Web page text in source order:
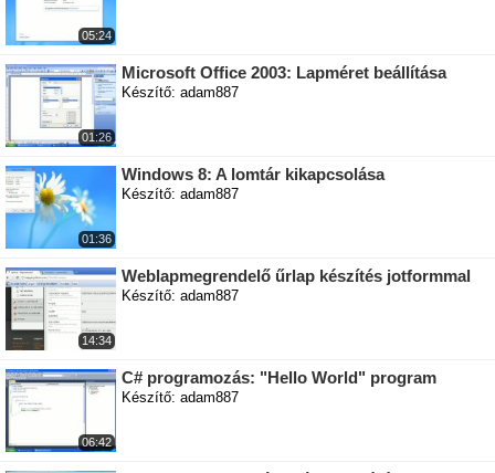
05:24
01:26
Microsoft Office 2003: Lapméret beállítása
Készítő: adam887
01:36
Windows 8: A lomtár kikapcsolása
Készítő: adam887
14:34
Weblapmegrendelő űrlap készítés jotformmal
Készítő: adam887
06:42
C# programozás: "Hello World" program
Készítő: adam887